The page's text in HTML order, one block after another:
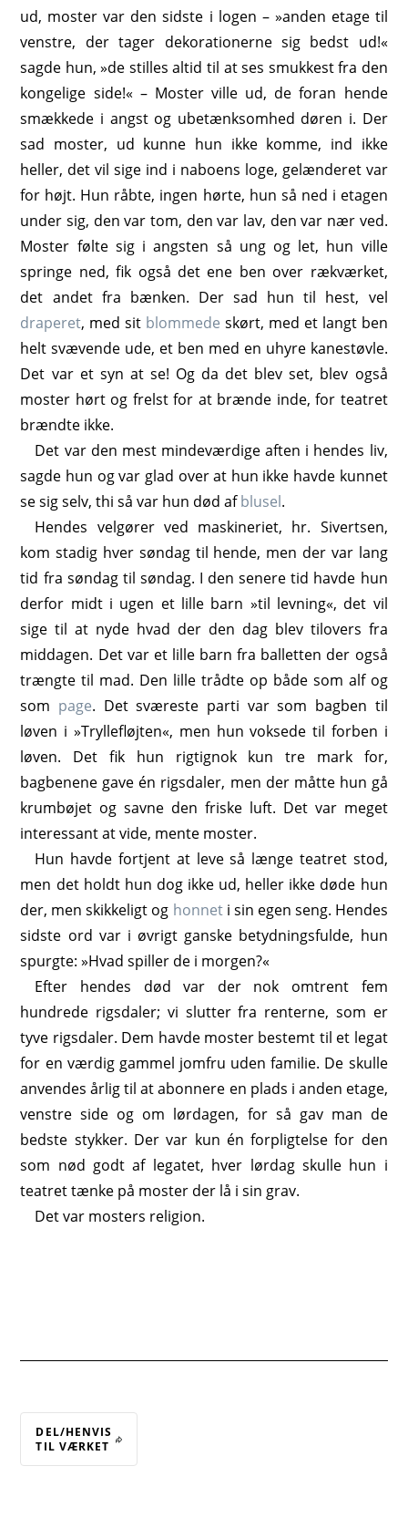
ud, moster var den sidste i logen – »anden etage til
venstre, der tager dekorationerne sig bedst ud!«
sagde hun, »de stilles altid til at ses smukkest fra den
kongelige side!« – Moster ville ud, de foran hende
smækkede i angst og ubetænksomhed døren i. Der
sad moster, ud kunne hun ikke komme, ind ikke
heller, det vil sige ind i naboens loge, gelænderet var
for højt. Hun råbte, ingen hørte, hun så ned i etagen
under sig, den var tom, den var lav, den var nær ved.
Moster følte sig i angsten så ung og let, hun ville
springe ned, fik også det ene ben over rækværket,
det andet fra bænken. Der sad hun til hest, vel
draperet, med sit blommede skørt, med et langt ben
helt svævende ude, et ben med en uhyre kanestøvle.
Det var et syn at se! Og da det blev set, blev også
moster hørt og frelst for at brænde inde, for teatret
brændte ikke.
Det var den mest mindeværdige aften i hendes liv,
sagde hun og var glad over at hun ikke havde kunnet
se sig selv, thi så var hun død afblusel.
Hendes velgører ved maskineriet, hr. Sivertsen,
kom stadig hver søndag til hende, men der var lang
tid fra søndag til søndag. I den senere tid havde hun
derfor midt i ugen et lille barn »til levning«, det vil
sige til at nyde hvad der den dag blev tilovers fra
middagen. Det var et lille barn fra balletten der også
trængte til mad. Den lille trådte op både som alf og
som page. Det sværeste parti var som bagben til
løven i »Tryllefløjten«, men hun voksede til forben i
løven. Det fik hun rigtignok kun tre mark for,
bagbenene gave én rigsdaler, men der måtte hun gå
krumbøjet og savne den friske luft. Det var meget
interessant at vide, mente moster.
Hun havde fortjent at leve så længe teatret stod,
men det holdt hun dog ikke ud, heller ikke døde hun
der, men skikkeligt og honneti sin egen seng. Hendes
sidste ord var i øvrigt ganske betydningsfulde, hun
spurgte: »Hvad spiller de i morgen?«
Efter hendes død var der nok omtrent fem
hundrede rigsdaler; vi slutter fra renterne, som er
tyve rigsdaler. Dem havde moster bestemt til et legat
for en værdig gammel jomfru uden familie. De skulle
anvendes årlig til at abonnere en plads i anden etage,
venstre side og om lørdagen, for så gav man de
bedste stykker. Der var kun én forpligtelse for den
som nød godt af legatet, hver lørdag skulle hun i
teatret tænke på moster der lå i sin grav.
Det var mosters religion.
DEL/HENVIS
TIL VÆRKET